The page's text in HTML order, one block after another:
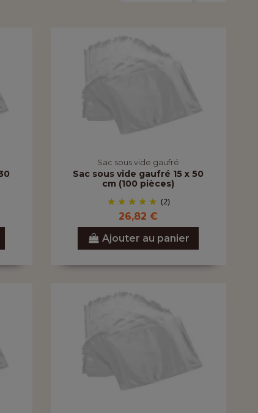
Sac sous vide gaufré
Sac sous vide gaufré 15 x 50
cm (100 pièces)
(2)
26,82 €
Ajouter au panier